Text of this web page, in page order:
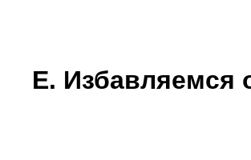
Е. Избавляемся